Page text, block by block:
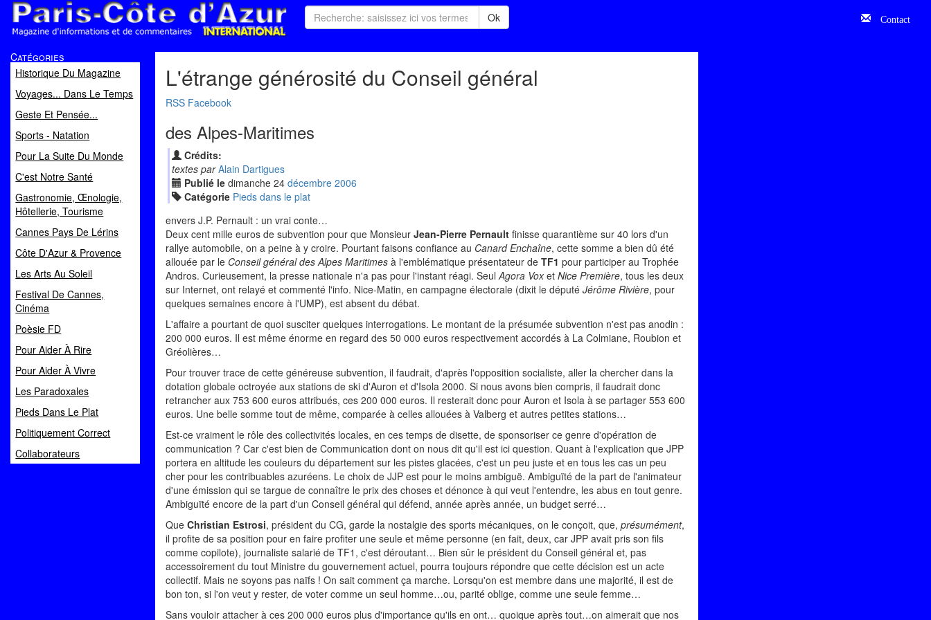
Magazine d'informations et de commentaires
Ok Contact
Catégories
Historique Du Magazine
Voyages... Dans Le Temps
Geste Et Pensée...
Sports - Natation
Pour La Suite Du Monde
C'est Notre Santé
Gastronomie, Œnologie,
Hôtellerie, Tourisme
Cannes Pays De Lérins
Côte D'Azur & Provence
Les Arts Au Soleil
Festival De Cannes,
Cinéma
Poèsie FD
Pour Aider À Rire
Pour Aider À Vivre
Les Paradoxales
Pieds Dans Le Plat
Politiquement Correct
Collaborateurs
L'étrange générosité du Conseil général
RSS Facebook
des Alpes-Maritimes
Crédits:
textes par Alain Dartigues
Publié le dimanche 24 décembre 2006
Catégorie Pieds dans le plat
envers J.P. Pernault : un vrai conte…
Deux cent mille euros de subvention pour que Monsieur Jean-Pierre Pernault finisse quarantième sur 40 lors d'un
rallye automobile, on a peine à y croire. Pourtant faisons confiance au Canard Enchaîne, cette somme a bien dû été
allouée par le Conseil général des Alpes Maritimes à l'emblématique présentateur de TF1 pour participer au Trophée
Andros. Curieusement, la presse nationale n'a pas pour l'instant réagi. SeulAgora Voxet Nice Première, tous les deux
sur Internet, ont relayé et commenté l'info. Nice-Matin, en campagne électorale (dixit le député Jérôme Rivière, pour
quelques semaines encore à l'UMP), est absent du débat.
L'affaire a pourtant de quoi susciter quelques interrogations. Le montant de la présumée subvention n'est pas anodin :
200 000 euros. Il est même énorme en regard des 50 000 euros respectivement accordés à La Colmiane, Roubion et
Gréolières…
Pour trouver trace de cette généreuse subvention, il faudrait, d'après l'opposition socialiste, aller la chercher dans la
dotation globale octroyée aux stations de ski d'Auron et d'Isola 2000. Si nous avons bien compris, il faudrait donc
retrancher aux 753 600 euros attribués, ces 200 000 euros. Il resterait donc pour Auron et Isola à se partager 553 600
euros. Une belle somme tout de même, comparée à celles allouées à Valberg et autres petites stations…
Est-ce vraiment le rôle des collectivités locales, en ces temps de disette, de sponsoriser ce genre d'opération de
communication ? Car c'est bien de Communication dont on nous dit qu'il est ici question. Quant à l'explication que JPP
portera en altitude les couleurs du département sur les pistes glacées, c'est un peu juste et en tous les cas un peu
cher pour les contribuables azuréens. Le choix de JJP est pour le moins ambiguë. Ambiguïté de la part de l'animateur
d'une émission qui se targue de connaître le prix des choses et dénonce à qui veut l'entendre, les abus en tout genre.
Ambiguïté encore de la part d'un Conseil général qui défend, année après année, un budget serré…
Que Christian Estrosi, président du CG, garde la nostalgie des sports mécaniques, on le conçoit, que, présumément,
il profite de sa position pour en faire profiter une seule et même personne (en fait, deux, car JPP avait pris son fils
comme copilote), journaliste salarié de TF1, c'est déroutant… Bien sûr le président du Conseil général et, pas
accessoirement du tout Ministre du gouvernement actuel, pourra toujours répondre que cette décision est un acte
collectif. Mais ne soyons pas naïfs ! On sait comment ça marche. Lorsqu'on est membre dans une majorité, il est de
bon ton, si l'on veut y rester, de voter comme un seul homme…ou, parité oblige, comme une seule femme…
Sans vouloir attacher à ces 200 000 euros plus d'importance qu'ils en ont… quoique après tout…on aimerait que nos